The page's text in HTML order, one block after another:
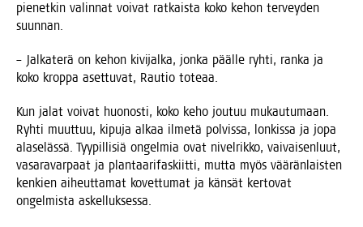
pie­net­kin valin­nat voi­vat rat­kais­ta koko kehon ter­vey­den
suunnan.
– Jal­ka­te­rä on kehon kivi­jal­ka, jon­ka pääl­le ryh­ti, ran­ka ja
koko krop­pa aset­tu­vat, Rau­tio toteaa.
Kun jalat voi­vat huo­nos­ti, koko keho jou­tuu mukau­tu­maan.
Ryh­ti muut­tuu, kipu­ja alkaa ilme­tä pol­vis­sa, lon­kis­sa ja jopa
ala­se­läs­sä. Tyy­pil­li­siä ongel­mia ovat nivel­rik­ko, vai­vai­sen­luut,
vasa­ra­var­paat ja plan­taa­ri­fas­kiit­ti, mut­ta myös vää­rän­lais­ten
ken­kien aiheut­ta­mat kovet­tu­mat ja kän­sät ker­to­vat
ongel­mis­ta askelluksessa.